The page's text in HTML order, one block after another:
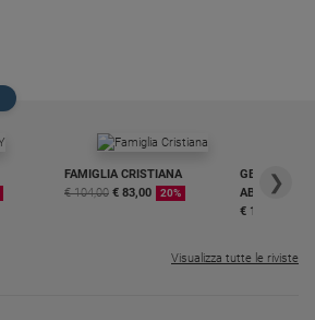
FAMIGLIA CRISTIANA
€ 104,00 € 83,00 20%
GBABY
€ 16,99
❯
Visualizza tutte le riviste